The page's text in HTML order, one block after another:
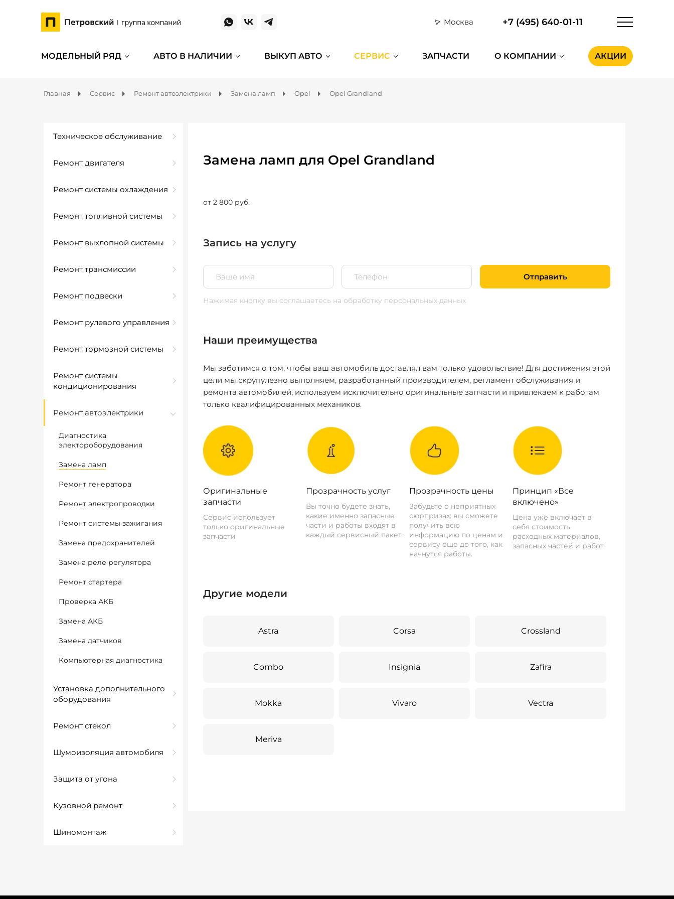
Москва +7 (495) 640-01-11
МОДЕЛЬНЫЙ РЯД АВТО В НАЛИЧИИ ВЫКУП АВТО СЕРВИС ЗАПЧАСТИ О КОМПАНИИ АКЦИИ
Главная Сервис Ремонт автоэлектрики Замена ламп Opel Opel Grandland
Техническое обслуживание
Ремонт двигателя
Ремонт системы охлаждения
Ремонт топливной системы
Ремонт выхлопной системы
Ремонт трансмиссии
Ремонт подвески
Ремонт рулевого управления
Ремонт тормозной системы
Ремонт системы
кондиционирования
Ремонт автоэлектрики
Диагностика
электороборудования
Замена ламп
Ремонт генератора
Ремонт электропроводки
Ремонт системы зажигания
Замена предохранителей
Замена реле регулятора
Ремонт стартера
Проверка АКБ
Замена АКБ
Замена датчиков
Компьютерная диагностика
Установка дополнительного
оборудования
Ремонт стекол
Шумоизоляция автомобиля
Защита от угона
Кузовной ремонт
Шиномонтаж
Замена ламп для Opel Grandland
от 2 800 руб.
Запись на услугу
Отправить
Нажимая кнопку вы соглашаетесь на обработку персональных данных
Наши преимущества
Мы заботимся о том, чтобы ваш автомобиль доставлял вам только удовольствие! Для достижения этой
цели мы скрупулезно выполняем, разработанный производителем, регламент обслуживания и
ремонта автомобилей, используем исключительно оригинальные запчасти и привлекаем к работам
только квалифицированных механиков.
Оригинальные
запчасти
Сервис использует
только оригинальные
запчасти
Прозрачность услуг
Вы точно будете знать,
какие именно запасные
части и работы входят в
каждый сервисный пакет.
Прозрачность цены
Забудьте о неприятных
сюрпризах: вы сможете
получить всю
информацию по ценам и
сервису еще до того, как
начнутся работы.
Принцип «Все
включено»
Цена уже включает в
себя стоимость
расходных материалов,
запасных частей и работ.
Другие модели
Astra Corsa Crossland
Combo Insignia Zafira
Mokka Vivaro Vectra
Meriva